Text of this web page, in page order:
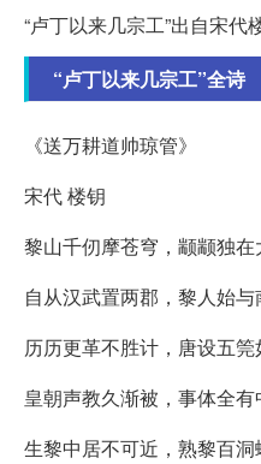
“卢丁以来几宗工”出自宋代
“卢丁以来几宗工”全诗
《送万耕道帅琼管》
宋代 楼钥
黎山千仞摩苍穹，颛颛独在
自从汉武置两郡，黎人始与
历历更革不胜计，唐设五筦
皇朝声教久渐被，事体全有
生黎中居不可近，熟黎百洞